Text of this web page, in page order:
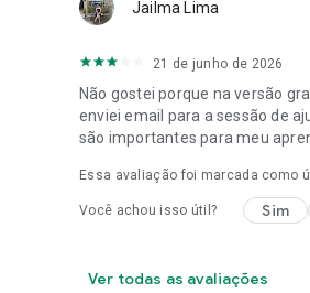
Jailma Lima
21 de junho de 2026
Não gostei porque na versão
enviei email para a sessão de
são importantes para meu
Essa avaliação foi marcada como
Você achou isso útil? Sim
Ver todas as avaliações